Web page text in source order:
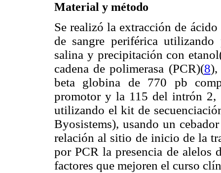
Material y método
Se realizó la extracción de
de sangre periférica utilizando
salina y precipitación con
cadena de polimerasa (PCR)(8),
beta globina de 770 pb
promotor y la 115 del intrón 2,
utilizando el kit de
Byosistems), usando un
relación al sitio de inicio de la
por PCR la presencia de alelos
factores que mejoren el curso